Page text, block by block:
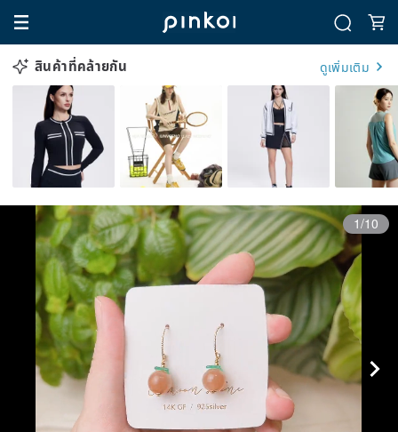
สินค้าที่คล้ายกัน ดูเพิ่มเติม
1/10